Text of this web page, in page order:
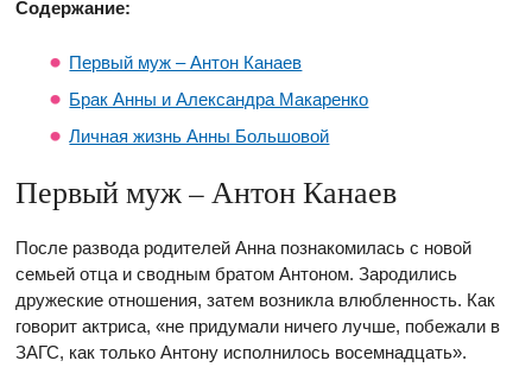
Содержание:
Первый муж – Антон Канаев
Брак Анны и Александра Макаренко
Личная жизнь Анны Большовой
Первый муж – Антон Канаев
После развода родителей Анна познакомилась с новой
семьей отца и сводным братом Антоном. Зародились
дружеские отношения, затем возникла влюбленность. Как
говорит актриса, «не придумали ничего лучше, побежали в
ЗАГС, как только Антону исполнилось восемнадцать».